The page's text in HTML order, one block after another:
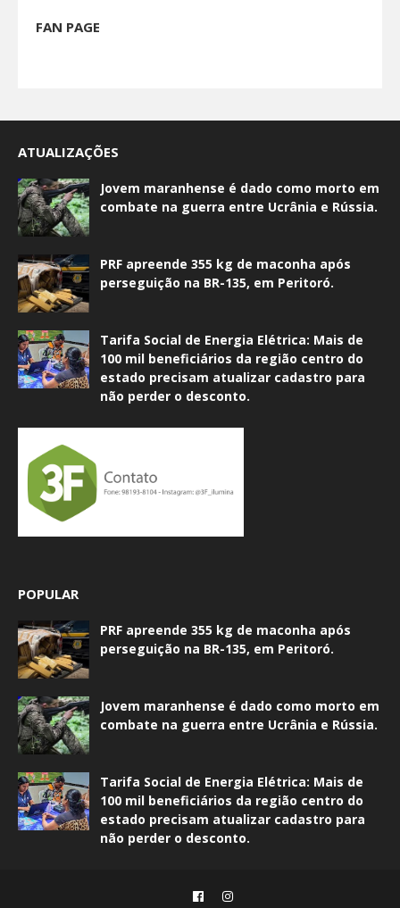
FAN PAGE
ATUALIZAÇÕES
Jovem maranhense é dado como morto em
combate na guerra entre Ucrânia e Rússia.
PRF apreende 355 kg de maconha após
perseguição na BR-135, em Peritoró.
Tarifa Social de Energia Elétrica: Mais de
100 mil beneficiários da região centro do
estado precisam atualizar cadastro para
não perder o desconto.
POPULAR
PRF apreende 355 kg de maconha após
perseguição na BR-135, em Peritoró.
Jovem maranhense é dado como morto em
combate na guerra entre Ucrânia e Rússia.
Tarifa Social de Energia Elétrica: Mais de
100 mil beneficiários da região centro do
estado precisam atualizar cadastro para
não perder o desconto.